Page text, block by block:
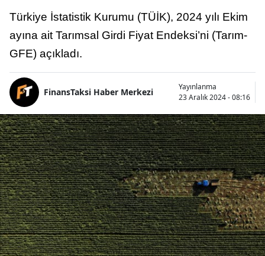
Türkiye İstatistik Kurumu (TÜİK), 2024 yılı Ekim
ayına ait Tarımsal Girdi Fiyat Endeksi’ni (Tarım-
GFE) açıkladı.
FinansTaksi Haber Merkezi
Yayınlanma
23 Aralık 2024 - 08:16